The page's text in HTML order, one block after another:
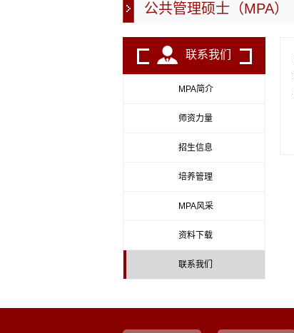
公共管理硕士（MPA）
联系我们
MPA简介
师资力量
招生信息
培养管理
MPA风采
资料下载
联系我们